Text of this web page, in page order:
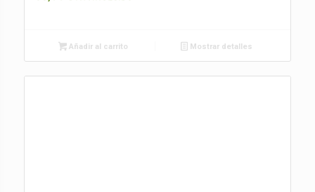
Añadir al carrito Mostrar detalles